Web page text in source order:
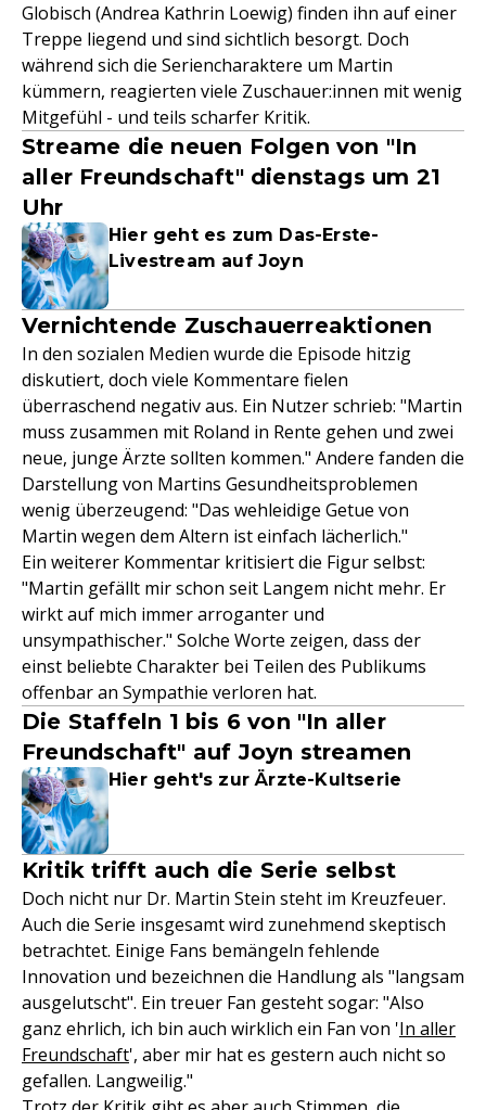
Globisch (Andrea Kathrin Loewig) finden ihn auf einer
Treppe liegend und sind sichtlich besorgt. Doch
während sich die Seriencharaktere um Martin
kümmern, reagierten viele Zuschauer:innen mit wenig
Mitgefühl - und teils scharfer Kritik.
Streame die neuen Folgen von "In
aller Freundschaft" dienstags um 21
Uhr
Hier geht es zum Das-Erste-
Livestream auf Joyn
Vernichtende Zuschauerreaktionen
In den sozialen Medien wurde die Episode hitzig
diskutiert, doch viele Kommentare fielen
überraschend negativ aus. Ein Nutzer schrieb: "Martin
muss zusammen mit Roland in Rente gehen und zwei
neue, junge Ärzte sollten kommen." Andere fanden die
Darstellung von Martins Gesundheitsproblemen
wenig überzeugend: "Das wehleidige Getue von
Martin wegen dem Altern ist einfach lächerlich."
Ein weiterer Kommentar kritisiert die Figur selbst:
"Martin gefällt mir schon seit Langem nicht mehr. Er
wirkt auf mich immer arroganter und
unsympathischer." Solche Worte zeigen, dass der
einst beliebte Charakter bei Teilen des Publikums
offenbar an Sympathie verloren hat.
Die Staffeln 1 bis 6 von "In aller
Freundschaft" auf Joyn streamen
Hier geht's zur Ärzte-Kultserie
Kritik trifft auch die Serie selbst
Doch nicht nur Dr. Martin Stein steht im Kreuzfeuer.
Auch die Serie insgesamt wird zunehmend skeptisch
betrachtet. Einige Fans bemängeln fehlende
Innovation und bezeichnen die Handlung als "langsam
ausgelutscht". Ein treuer Fan gesteht sogar: "Also
ganz ehrlich, ich bin auch wirklich ein Fan von 'In aller
Freundschaft', aber mir hat es gestern auch nicht so
gefallen. Langweilig."